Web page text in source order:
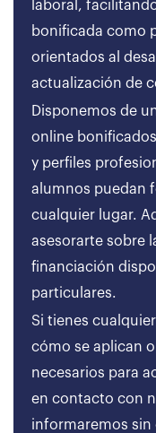
laboral,
bonificada como
orientados al
actualización de
Disponemos de
online
y perfiles
alumnos puedan
cualquier lugar.
asesorarte sobre
financiación
particulares.
Si tienes
cómo se aplican
necesarios para
en contacto con
informaremos sin